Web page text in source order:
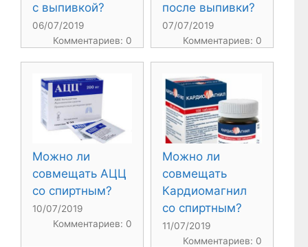
с выпивкой?
06/07/2019
Комментариев: 0
после выпивки?
07/07/2019
Комментариев: 0
Можно ли
совмещать АЦЦ
со спиртным?
10/07/2019
Комментариев: 0
Можно ли
совмещать
Кардиомагнил
со спиртным?
11/07/2019
Комментариев: 0